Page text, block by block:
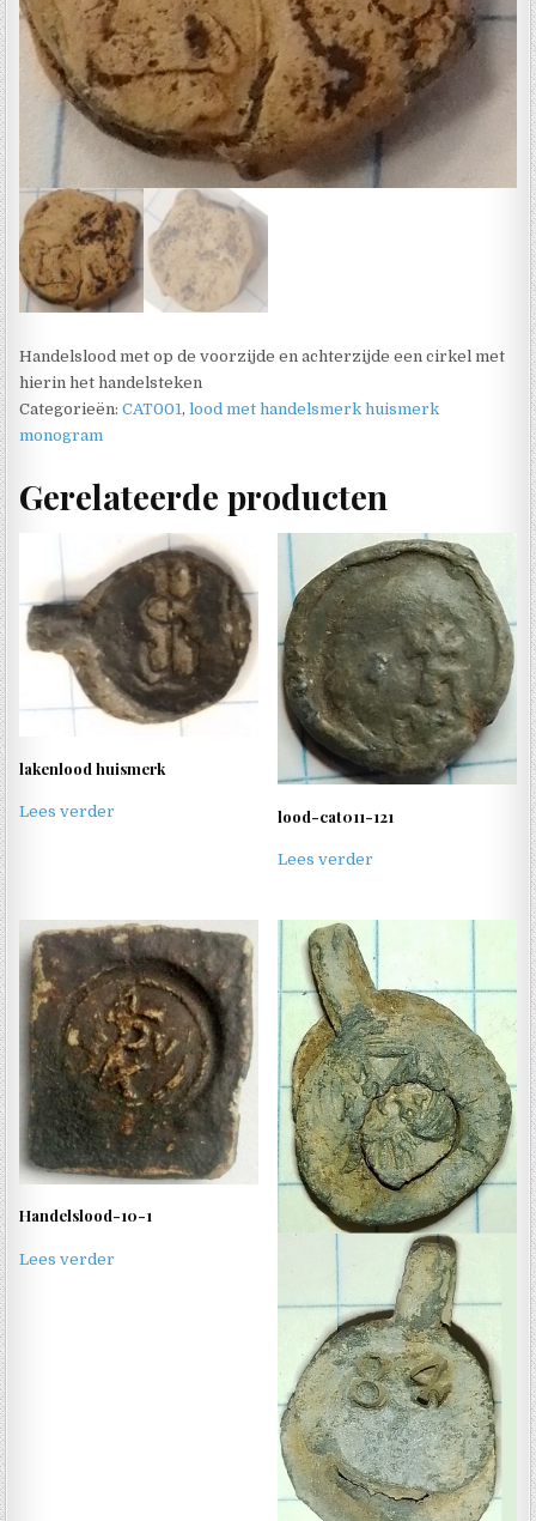
Handelslood met op de voorzijde en achterzijde een cirkel met
hierin het handelsteken
Categorieën:CAT001 ,lood met handelsmerk huismerk
monogram
Gerelateerde producten
lakenlood huismerk
Lees verder lood-cat011-121
Lees verder
Handelslood-10-1
Lees verder